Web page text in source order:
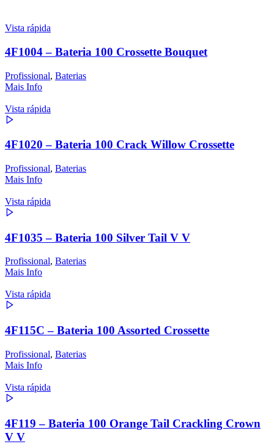
Vista rápida
4F1004 – Bateria 100 Crossette Bouquet
Profissional, Baterias
Mais Info
Vista rápida
4F1020 – Bateria 100 Crack Willow Crossette
Profissional, Baterias
Mais Info
Vista rápida
4F1035 – Bateria 100 Silver Tail V V
Profissional, Baterias
Mais Info
Vista rápida
4F115C – Bateria 100 Assorted Crossette
Profissional, Baterias
Mais Info
Vista rápida
4F119 – Bateria 100 Orange Tail Crackling Crown
V V